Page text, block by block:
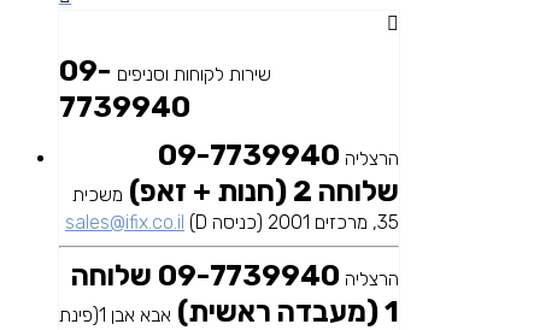
שירות לקוחות וסניפים 09-
7739940
הרצליה 09-7739940
שלוחה 2 (חנות + זאפ)
משכית
35, מרכזים 2001 (כניסה D)
sales@ifix.co.il
הרצליה
09-7739940 שלוחה
1 (מעבדה ראשית)
אבא אבן 1(פינת